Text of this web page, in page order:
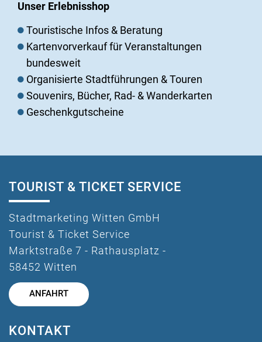
Unser Erlebnisshop
Touristische Infos & Beratung
Kartenvorverkauf für Veranstaltungen
bundesweit
Organisierte Stadtführungen & Touren
Souvenirs, Bücher, Rad- & Wanderkarten
Geschenkgutscheine
TOURIST & TICKET SERVICE
Stadtmarketing Witten GmbH
Tourist & Ticket Service
Marktstraße 7 - Rathausplatz -
58452 Witten
ANFAHRT
KONTAKT